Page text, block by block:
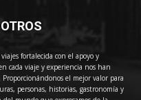
fortalecida con el apoyo y
cada viaje y experiencia nos han
el mejor valor para
personas, historias, gastronomía y